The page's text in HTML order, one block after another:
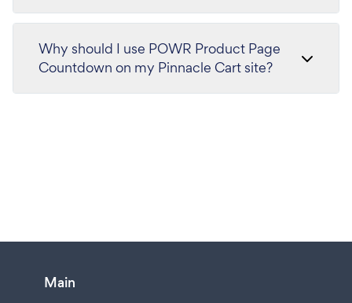
Why should I use POWR Product Page
Countdown on my Pinnacle Cart site?
Main